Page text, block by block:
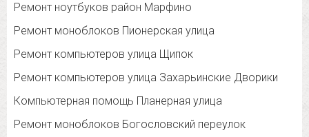
Ремонт ноутбуков район Марфино
Ремонт моноблоков Пионерская улица
Ремонт компьютеров улица Щипок
Ремонт компьютеров улица Захарьинские Дворики
Компьютерная помощь Планерная улица
Ремонт моноблоков Богословский переулок